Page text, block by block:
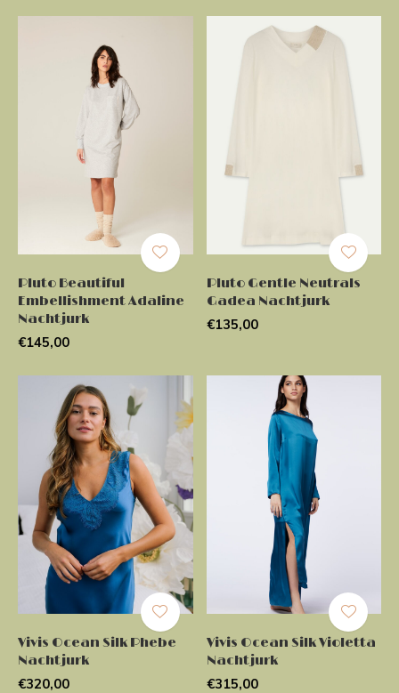
Pluto Beautiful
Embellishment Adaline
Nachtjurk
€145,00
Pluto Gentle Neutrals
Gadea Nachtjurk
€135,00
Vivis Ocean Silk Phebe
Nachtjurk
€320,00
Vivis Ocean Silk Violetta
Nachtjurk
€315,00